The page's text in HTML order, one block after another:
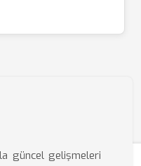
güncel gelişmeleri